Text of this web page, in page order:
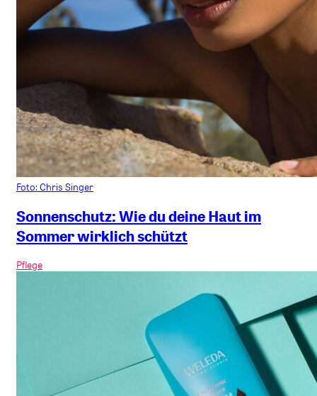
Foto: Chris Singer
Sonnenschutz: Wie du deine Haut im
Sommer wirklich schützt
Pflege